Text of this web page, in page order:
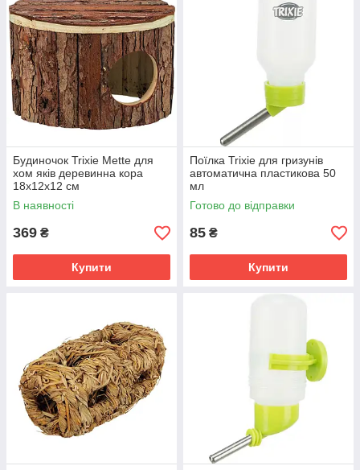
Будиночок Trixie Mette для
хом яків деревинна кора
18х12х12 см
В наявності
369 ₴
Купити
Поїлка Trixie для гризунів
автоматична пластикова 50
мл
Готово до відправки
85 ₴
Купити